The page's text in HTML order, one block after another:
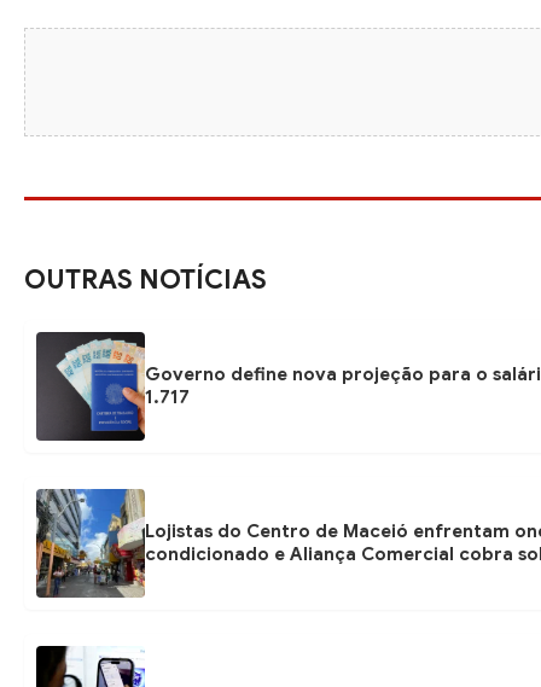
OUTRAS NOTÍCIAS
Governo define nova projeção para o
1.717
Lojistas do Centro de Maceió enfrentam
condicionado e Aliança Comercial cobra